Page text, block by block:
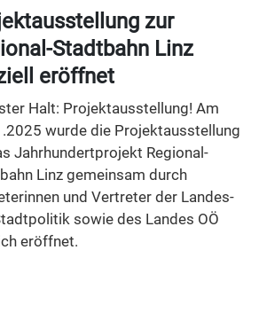
zur
Stadtbahn Linz
eröffnet
Halt: Projektausstellung! Am
wurde die Projektausstellung
Jahrhundertprojekt Regional-
Linz gemeinsam durch
und Vertreter der Landes-
sowie des Landes OÖ
eröffnet.